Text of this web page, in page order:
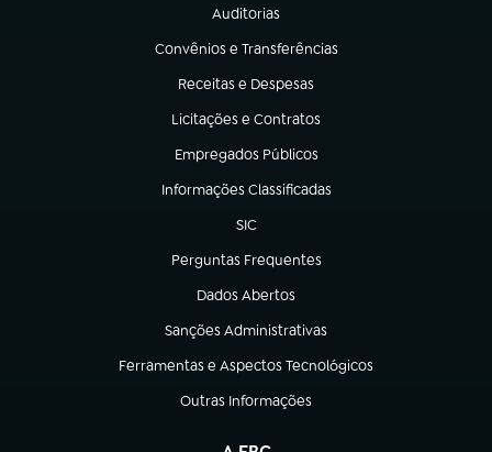
Auditorias
(abre em nova aba)
Convênios e Transferências
(abre em nova aba)
Receitas e Despesas
(abre em nova aba)
Licitações e Contratos
(abre em nova aba)
Empregados Públicos
(abre em nova aba)
Informações Classificadas
(abre em nova aba)
SIC
(abre em nova aba)
Perguntas Frequentes
(abre em nova aba)
Dados Abertos
(abre em nova aba)
Sanções Administrativas
(abre em nova aba)
Ferramentas e Aspectos Tecnológicos
(abre em nova aba)
Outras Informações
(abre em nova aba)